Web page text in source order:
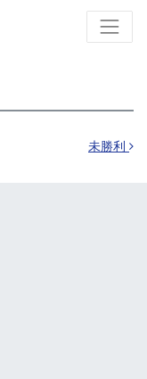
未勝利